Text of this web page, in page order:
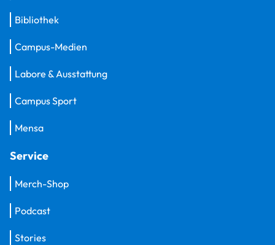
Bibliothek
Campus-Medien
Labore & Ausstattung
Campus Sport
Mensa
Service
Merch-Shop
Podcast
Stories